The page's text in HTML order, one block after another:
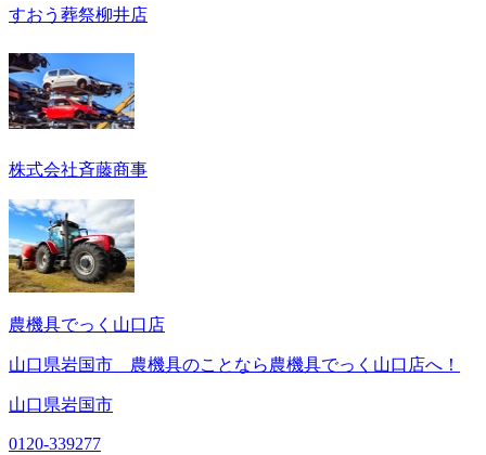
すおう葬祭柳井店
株式会社斉藤商事
農機具でっく山口店
山口県岩国市 農機具のことなら農機具でっく山口店へ！
山口県岩国市
0120-339277